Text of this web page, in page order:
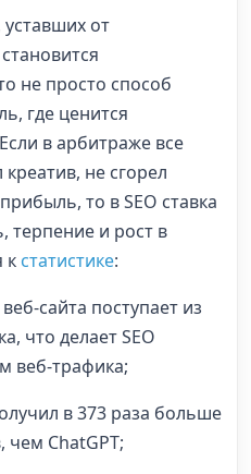
от
не просто способ
где ценится
в арбитраже все
не сгорел
то в SEO ставка
терпение и рост в
к статистике:
сайта поступает из
что делает SEO
веб-трафика;
в 373 раза больше
чем ChatGPT;